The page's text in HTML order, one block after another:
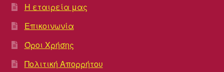
Η εταιρεία μας
Επικοινωνία
Όροι Χρήσης
Πολιτική Απορρήτου